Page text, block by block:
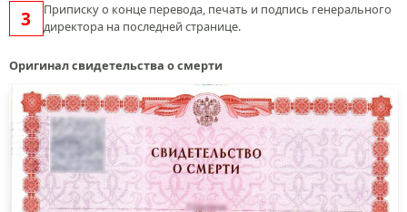
Приписку о конце перевода, печать и подпись генерального
директора на последней странице.
Оригинал свидетельства о смерти